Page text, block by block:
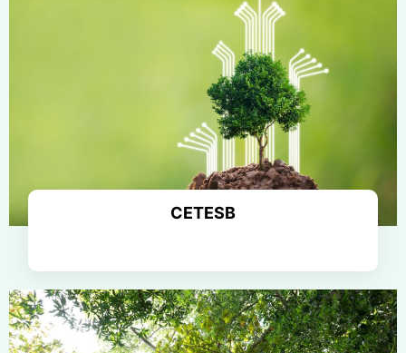
CETESB
Saiba mais